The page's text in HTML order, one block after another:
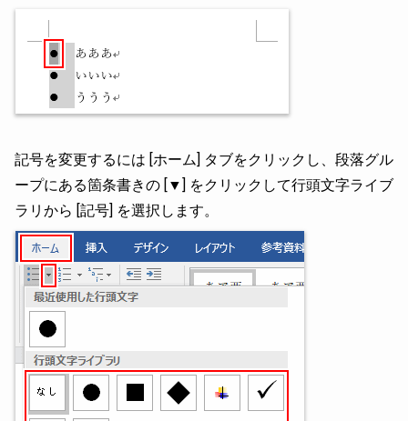
記号を変更するには [ホーム] タブをクリックし、段落グル
ープにある箇条書きの [▼] をクリックして行頭文字ライブ
ラリから [記号] を選択します。